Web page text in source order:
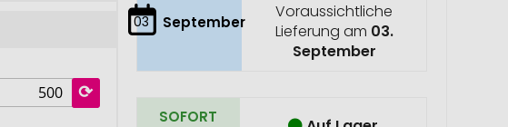
03 September
Voraussichtliche
Lieferung am 03.
September
SOFORT